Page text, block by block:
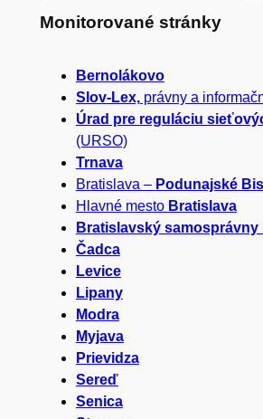
ľ
Monitorované stránky
Bernolákovo
Slov-Lex,právny a
Úrad pre reguláciu
(URSO)
Trnava
Bratislava – Podunajské
Hlavné mesto Bratislava
Bratislavský samosprávny
Čadca
Levice
Lipany
Modra
Myjava
Prievidza
Sereď
Senica